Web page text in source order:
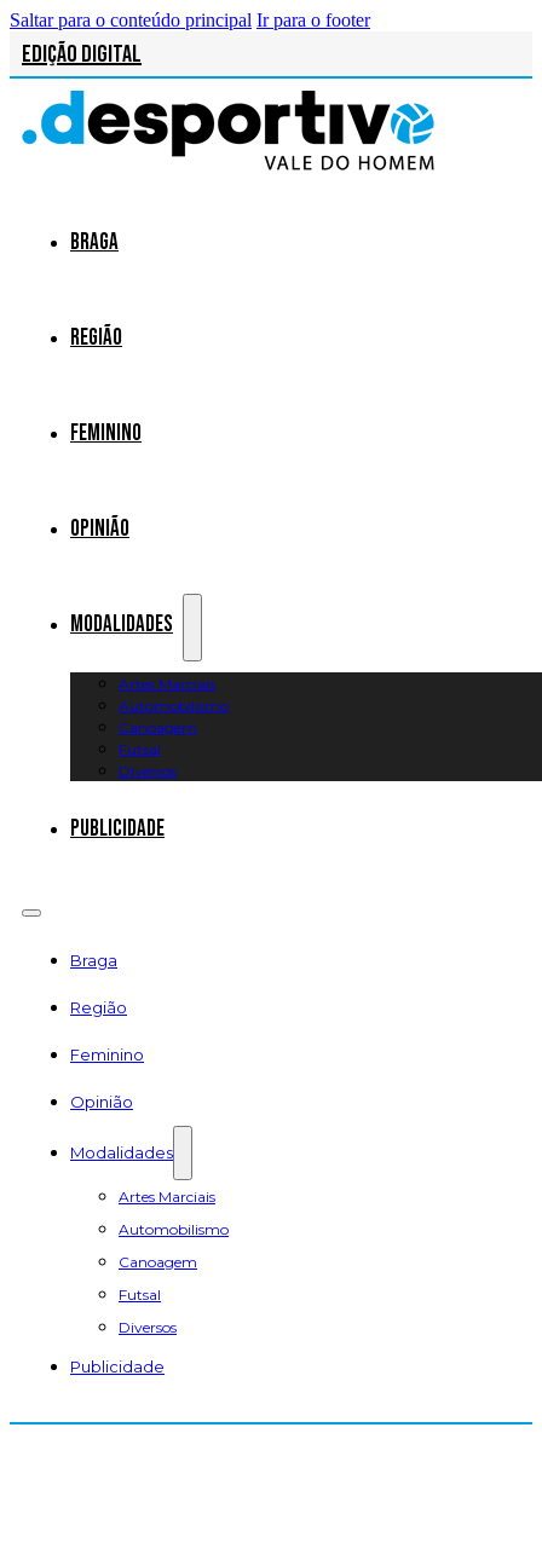
Saltar para o conteúdo principal Ir para o footer
Edição Digital
Braga
Região
Feminino
Opinião
Modalidades
Artes Marciais
Automobilismo
Canoagem
Futsal
Diversos
Publicidade
Braga
Região
Feminino
Opinião
Modalidades
Artes Marciais
Automobilismo
Canoagem
Futsal
Diversos
Publicidade